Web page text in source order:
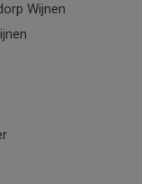
Wijnen